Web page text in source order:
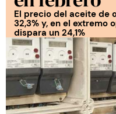
El precio del aceite de
32,3% y, en el extremo
dispara un 24,1%